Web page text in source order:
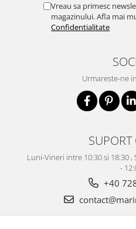
Vreau sa primesc
magazinului. Afla mai
Confidentialitate
Urmareste-ne
SUPORT
Luni-Vineri intre 10:30 si 18:30
-
+40